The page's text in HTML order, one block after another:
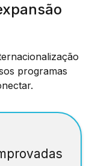
programas